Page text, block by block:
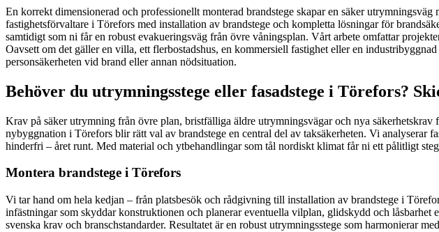
En korrekt dimensionerad och professionellt monterad brandstege skapar en säker
fastighetsförvaltare i Törefors med installation av brandstege och kompletta lösningar för
samtidigt som ni får en robust evakueringsväg från övre våningsplan. Vårt arbete omfattar
Oavsett om det gäller en villa, ett flerbostadshus, en kommersiell fastighet eller en
personsäkerheten vid brand eller annan nödsituation.
Behöver du utrymningsstege eller fasadstege i Törefors?
Krav på säker utrymning från övre plan, bristfälliga äldre utrymningsvägar och nya
nybyggnation i Törefors blir rätt val av brandstege en central del av taksäkerheten. Vi
hinderfri – året runt. Med material och ytbehandlingar som tål nordiskt klimat får ni ett pålitligt
Montera brandstege i Törefors
Vi tar hand om hela kedjan – från platsbesök och rådgivning till installation av brandstege i
infästningar som skyddar konstruktionen och planerar eventuella vilplan, glidskydd och
svenska krav och branschstandarder. Resultatet är en robust utrymningsstege som harmonierar